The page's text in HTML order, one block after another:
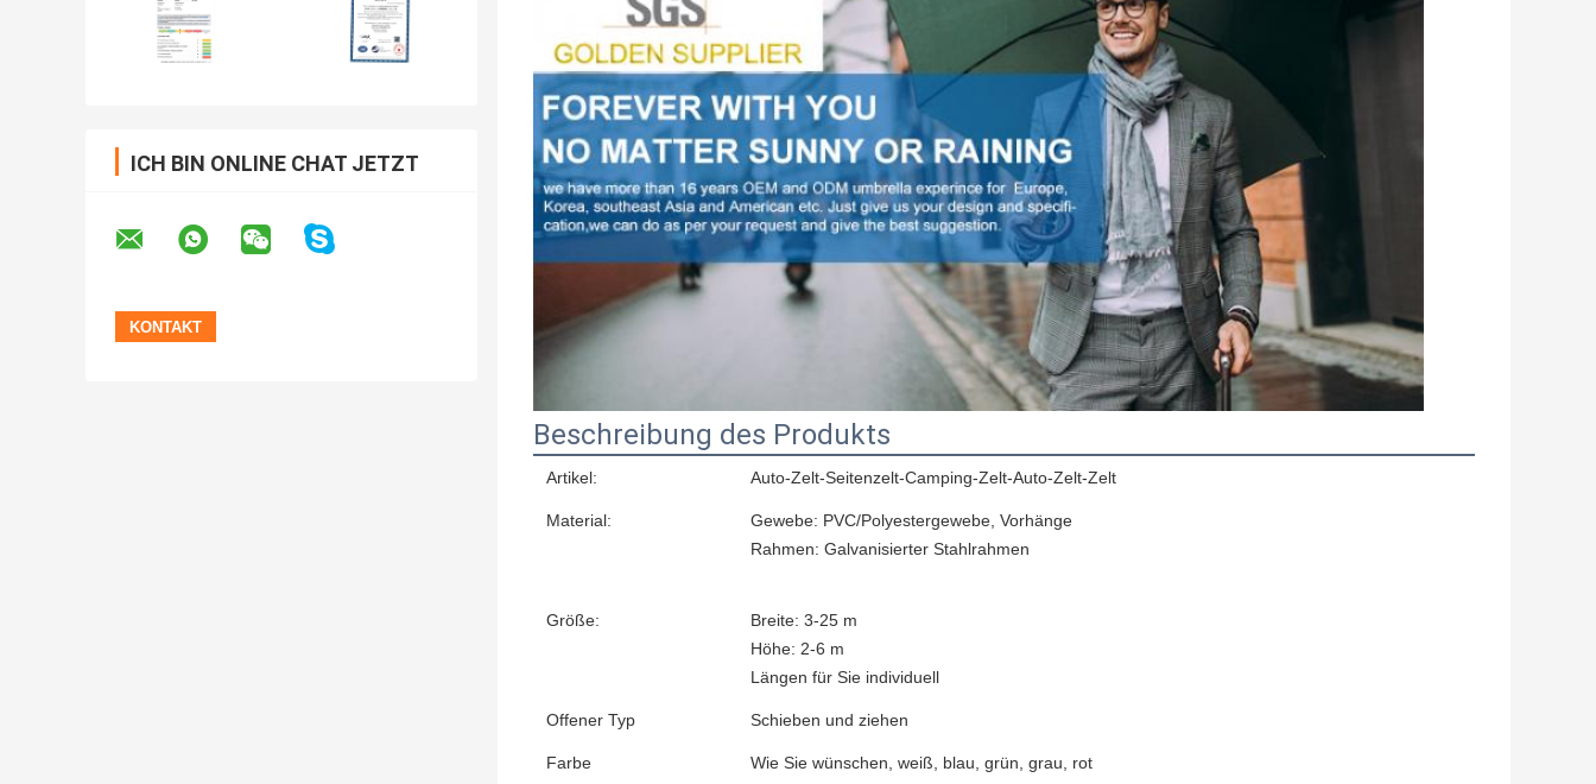
ICH BIN ONLINE CHAT JETZT
Beschreibung des Produkts
Artikel: Auto-Zelt-Seitenzelt-Camping-Zelt-Auto-Zelt-Zelt
Material:
Gewebe: PVC/Polyestergewebe, Vorhänge
Rahmen: Galvanisierter Stahlrahmen
Größe:
Breite: 3-25 m
Höhe: 2-6 m
Längen für Sie individuell
Offener Typ Schieben und ziehen
Farbe Wie Sie wünschen, weiß, blau, grün, grau, rot